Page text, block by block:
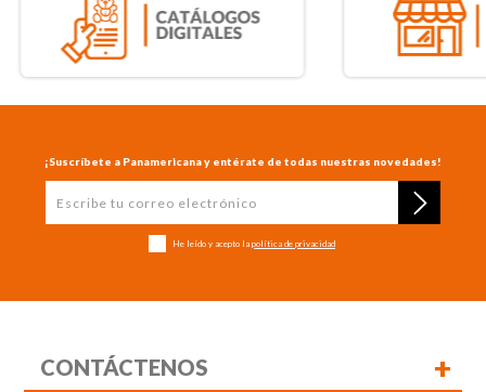
¡Suscríbete a Panamericana y entérate de todas nuestras novedades!
He leído y acepto la política de privacidad
CONTÁCTENOS
+